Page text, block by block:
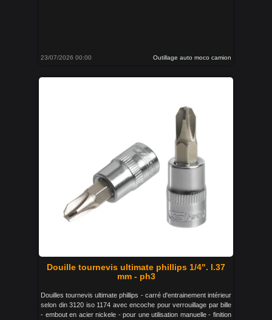
23/07/2026 00:00 Outillage auto moco camion
Douille tournevis ultimate phillips 1/4". l.37
mm - ph3
Douilles tournevis ultimate phillips - carré d'entrainement intérieur
selon din 3120 iso 1174 avec encoche pour verrouillage par bille
- embout en acier nickele - pour une utilisation manuelle - finition